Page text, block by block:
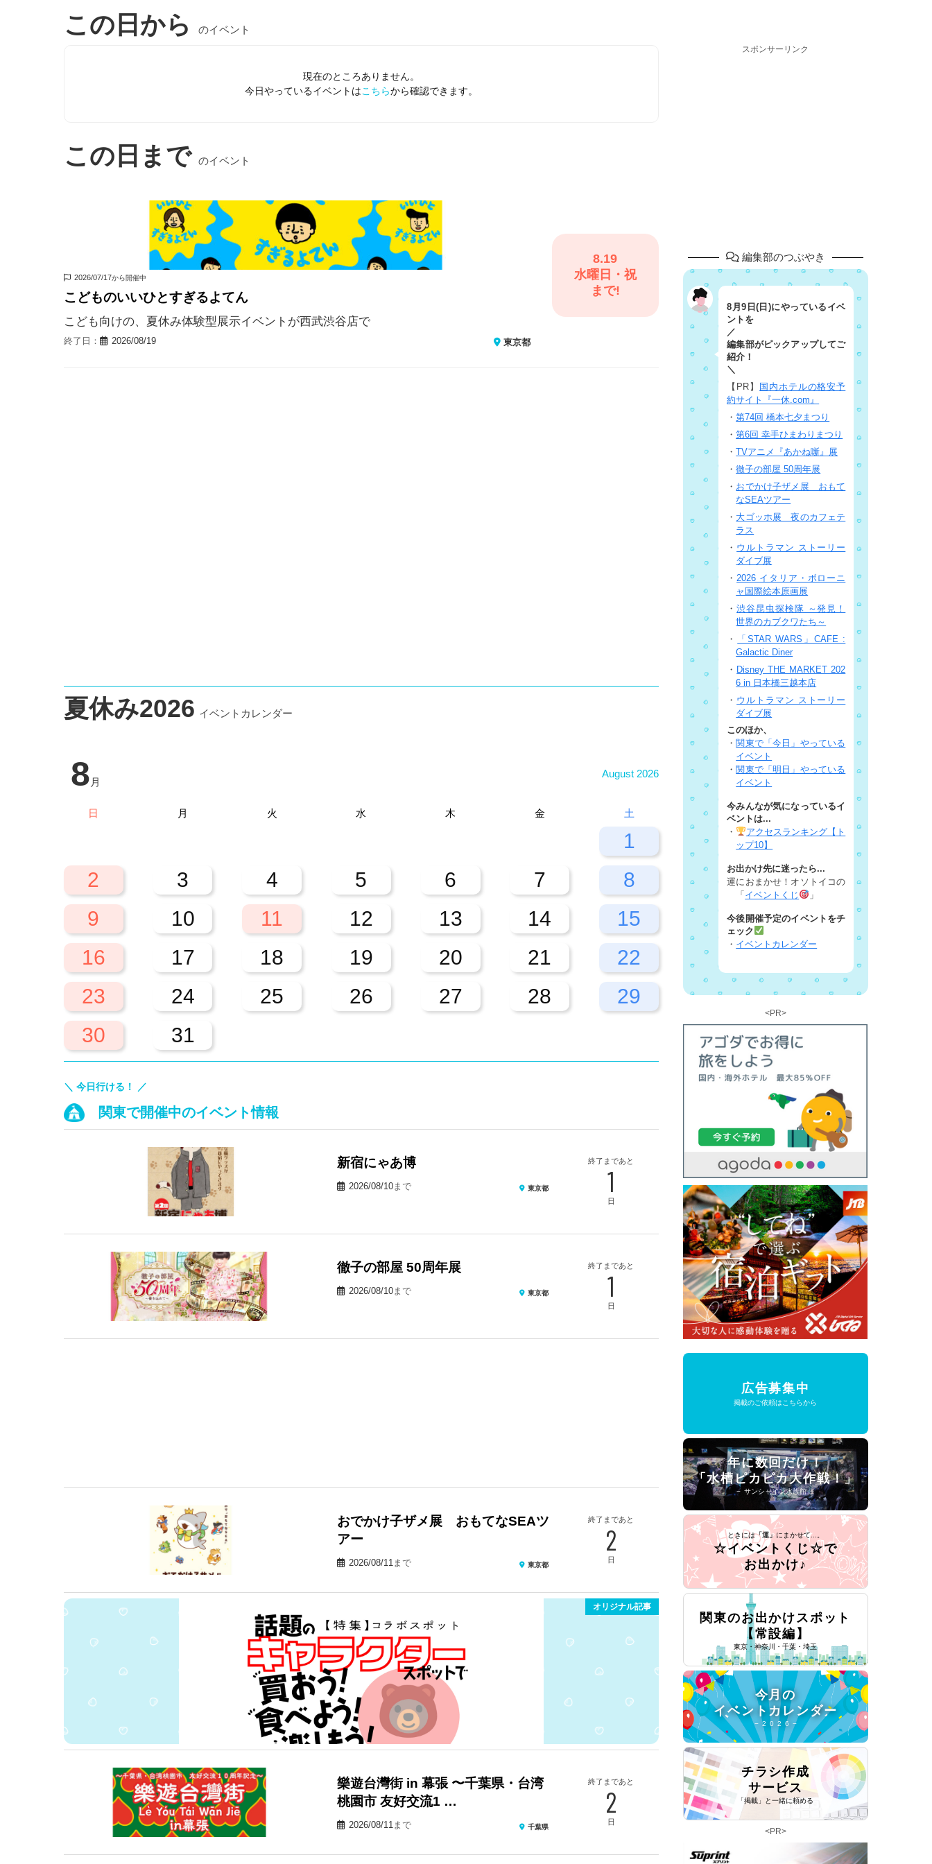
この日から のイベント
現在のところありません。
今日やっているイベントはこちらから確認できます。
この日まで のイベント
2026/07/17から開催中
こどものいいひとすぎるよてん
こども向けの、夏休み体験型展示イベントが西武渋谷店で
終了日： 2026/08/19 東京都
8.19
水曜日・祝
まで!
夏休み2026 イベントカレンダー
8 月
August 2026
日 月 火 水 木 金 土
1
2
3 4 5 6 7
8
9
10 11 12 13 14
15
16
17 18 19 20 21
22
23
24 25 26 27 28
29
30
31
＼ 今日行ける！ ／
関東で開催中のイベント情報
新宿にゃあ博
2026/08/10まで 東京都
終了まであと
1
日
徹子の部屋 50周年展
2026/08/10まで 東京都
終了まであと
1
日
おでかけ子ザメ展 おもてなSEAツ
アー
2026/08/11まで 東京都
終了まであと
2
日
オリジナル記事
樂遊台灣街 in 幕張 〜千葉県・台湾
桃園市 友好交流1 …
2026/08/11まで 千葉県
終了まであと
2
日
スポンサーリンク
編集部のつぶやき
8月9日(日)にやっているイベ
ントを
／
編集部がピックアップしてご
紹介！
＼
【PR】
国内ホテルの格安予
約サイト『一休.com』
・第74回 橋本七夕まつり
・第6回 幸手ひまわりまつり
・TVアニメ『あかね噺』展
・徹子の部屋 50周年展
・ おでかけ子ザメ展 おもて
なSEAツアー
・ 大ゴッホ展 夜のカフェテ
ラス
・ ウルトラマン ストーリー
ダイブ展
・2026 イタリア・ボローニ
ャ国際絵本原画展
・渋谷昆虫探検隊 ～発見！
世界のカブクワたち～
・
「STAR WARS」CAFE :
Galactic Diner
・ Disney THE MARKET 202
6 in 日本橋三越本店
・ ウルトラマン ストーリー
ダイブ展
このほか、
・ 関東で「今日」やっている
イベント
・ 関東で「明日」やっている
イベント
今みんなが気になっているイ
ベントは...
・
アクセスランキング【ト
ップ10】
お出かけ先に迷ったら...
運におまかせ！オソトイコの
「 イベントくじ 」
今後開催予定のイベントをチ
ェック
・ イベントカレンダー
<PR>
広告募集中
掲載のご依頼はこちらから
年に数回だけ！
「水槽ピカピカ大作戦！」
− サンシャイン水族館 −
ときには「運」 にまかせて...。
☆イベントくじ☆で
お出かけ♪
関東のお出かけスポット
【常設編】
東京・神奈川・千葉・埼玉
今月の
イベントカレンダー
− 2 0 2 6 −
チラシ作成
サービス
「掲載」と一緒に頼める
<PR>